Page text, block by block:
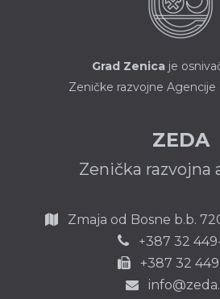
Grad Zenica je
Zeničke razvojne Agencije
ZEDA
Zenička razvojna
Zmaja od Bosne b.b.
+387 32
+387 32